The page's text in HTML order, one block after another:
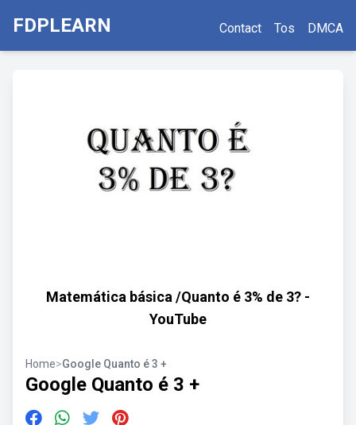
FDPLEARN Contact Tos DMCA
Matemática básica /Quanto é 3% de 3? -
YouTube
Home>Google Quanto é 3 +
Google Quanto é 3 +